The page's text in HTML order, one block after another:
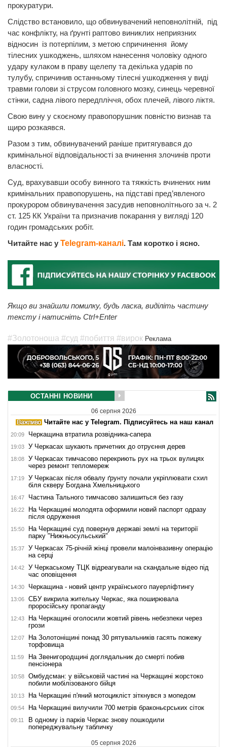
прокуратури.
Слідство встановило, що обвинувачений неповнолітній, під
час конфлікту, на ґрунті раптово виниклих неприязних
відносин із потерпілим, з метою спричинення йому
тілесних ушкоджень, шляхом нанесення чоловіку одного
удару кулаком в праву щелепу та декілька ударів по
тулубу, спричинив останньому тілесні ушкодження у виді
травми голови зі струсом головного мозку, синець черевної
стінки, садна лівого передпліччя, обох плечей, лівого ліктя.
Свою вину у скоєному правопорушник повністю визнав та
щиро розкаявся.
Разом з тим, обвинувачений раніше притягувався до
кримінальної відповідальності за вчинення злочинів проти
власності.
Суд, врахувавши особу винного та тяжкість вчинених ним
кримінальних правопорушень, на підставі пред’явленого
прокурором обвинувачення засудив неповнолітнього за ч. 2
ст. 125 КК України та призначив покарання у вигляді 120
годин громадських робіт.
Читайте нас у Telegram-каналі. Там коротко і ясно.
Якщо ви знайшли помилку, будь ласка, виділіть частину
тексту і натисніть Ctrl+Enter
#Золотоноша #суд #побиття #вирок Реклама
ОСТАННІ НОВИНИ
06 серпня 2026
Читайте нас у Telegram. Підписуйтесь на наш канал
20:09 Черкащина втратила розвідника-сапера
19:03 У Черкасах шукають причетних до отруєння дерев
18:08
У Черкасах тимчасово перекриють рух на трьох вулицях
через ремонт тепломереж
17:19
У Черкасах після обвалу ґрунту почали укріплювати схил
біля скверу Богдана Хмельницького
16:47 Частина Тального тимчасово залишиться без газу
16:22
На Черкащині молодята оформили новий паспорт одразу
після одруження
15:50
На Черкащині суд повернув державі землі на території
парку "Нижньосульський"
15:37
У Черкасах 75-річній жінці провели малоінвазивну операцію
на серці
14:42
У Черкаському ТЦК відреагували на скандальне відео під
час оповіщення
14:30 Черкащина - новий центр українського пауерліфтингу
13:06
СБУ викрила жительку Черкас, яка поширювала
проросійську пропаганду
12:43
На Черкащині оголосили жовтий рівень небезпеки через
грози
12:07
На Золотоніщині понад 30 рятувальників гасять пожежу
торфовища
11:59
На Звенигородщині доглядальник до смерті побив
пенсіонера
10:58
Омбудсман: у військовій частині на Черкащині жорстоко
побили мобілізованого бійця
10:13 На Черкащині п'яний мотоцикліст зіткнувся з мопедом
09:54 На Черкащині вилучили 700 метрів браконьєрських сіток
09:11
В одному із парків Черкас знову пошкодили
попереджувальну табличку
05 серпня 2026